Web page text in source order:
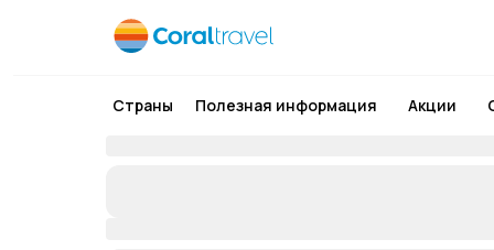
Страны Полезная информация Акции